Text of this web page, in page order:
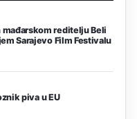
reditelju Beli
Sarajevo Film Festivalu
piva u EU